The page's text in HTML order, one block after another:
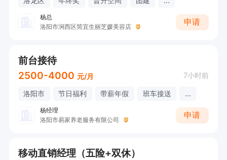
杨总
洛阳市涧西区简宜生丽芝媛美容店
申请
前台接待
2500-4000 元/月 7小时前
洛阳市 节日福利 带薪年假 班车接送 ...
杨经理
洛阳市易家养老服务有限公司
申请
移动直销经理（五险+双休）